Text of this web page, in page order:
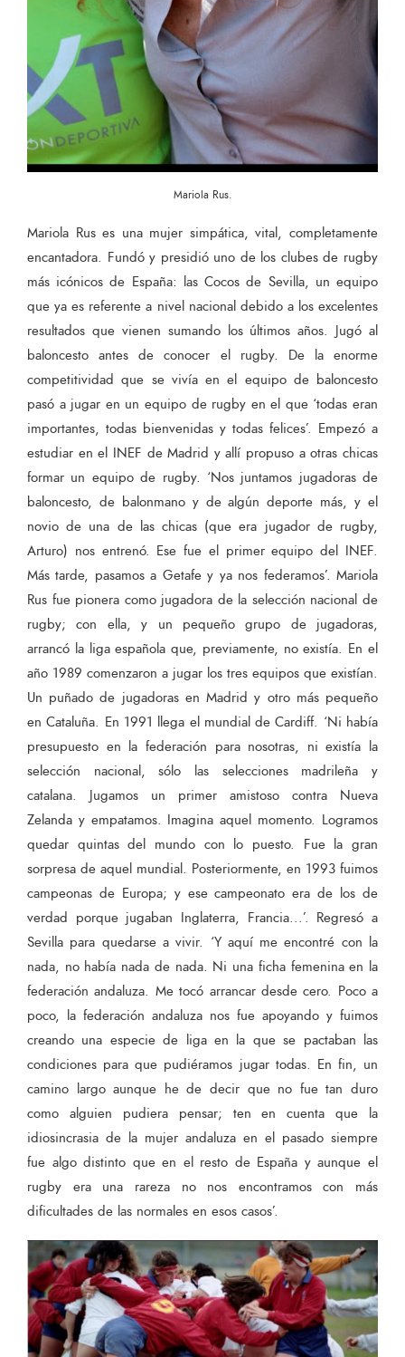
Mariola Rus.
Mariola Rus es una mujer simpática, vital, completamente
encantadora. Fundó y presidió uno de los clubes de rugby
más icónicos de España: las Cocos de Sevilla, un equipo
que ya es referente a nivel nacional debido a los excelentes
resultados que vienen sumando los últimos años. Jugó al
baloncesto antes de conocer el rugby. De la enorme
competitividad que se vivía en el equipo de baloncesto
pasó a jugar en un equipo de rugby en el que ‘todas eran
importantes, todas bienvenidas y todas felices’. Empezó a
estudiar en el INEF de Madrid y allí propuso a otras chicas
formar un equipo de rugby. ‘Nos juntamos jugadoras de
baloncesto, de balonmano y de algún deporte más, y el
novio de una de las chicas (que era jugador de rugby,
Arturo) nos entrenó. Ese fue el primer equipo del INEF.
Más tarde, pasamos a Getafe y ya nos federamos’. Mariola
Rus fue pionera como jugadora de la selección nacional de
rugby; con ella, y un pequeño grupo de jugadoras,
arrancó la liga española que, previamente, no existía. En el
año 1989 comenzaron a jugar los tres equipos que existían.
Un puñado de jugadoras en Madrid y otro más pequeño
en Cataluña. En 1991 llega el mundial de Cardiff. ‘Ni había
presupuesto en la federación para nosotras, ni existía la
selección nacional, sólo las selecciones madrileña y
catalana. Jugamos un primer amistoso contra Nueva
Zelanda y empatamos. Imagina aquel momento. Logramos
quedar quintas del mundo con lo puesto. Fue la gran
sorpresa de aquel mundial. Posteriormente, en 1993 fuimos
campeonas de Europa; y ese campeonato era de los de
verdad porque jugaban Inglaterra, Francia...’. Regresó a
Sevilla para quedarse a vivir. ‘Y aquí me encontré con la
nada, no había nada de nada. Ni una ficha femenina en la
federación andaluza. Me tocó arrancar desde cero. Poco a
poco, la federación andaluza nos fue apoyando y fuimos
creando una especie de liga en la que se pactaban las
condiciones para que pudiéramos jugar todas. En fin, un
camino largo aunque he de decir que no fue tan duro
como alguien pudiera pensar; ten en cuenta que la
idiosincrasia de la mujer andaluza en el pasado siempre
fue algo distinto que en el resto de España y aunque el
rugby era una rareza no nos encontramos con más
dificultades de las normales en esos casos’.